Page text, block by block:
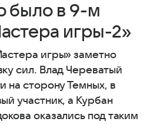
было в 9-м
игры-2»
игры» заметно
сил. Влад Череватый
на сторону Темных, в
участник, а Курбан
оказались под таким